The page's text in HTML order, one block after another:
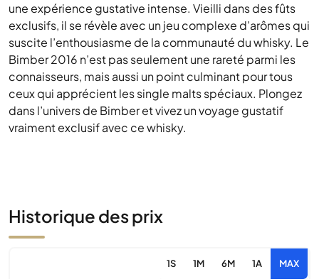
une expérience gustative intense. Vieilli dans des fûts
exclusifs, il se révèle avec un jeu complexe d’arômes qui
suscite l’enthousiasme de la communauté du whisky. Le
Bimber 2016 n’est pas seulement une rareté parmi les
connaisseurs, mais aussi un point culminant pour tous
ceux qui apprécient les single malts spéciaux. Plongez
dans l’univers de Bimber et vivez un voyage gustatif
vraiment exclusif avec ce whisky.
Historique des prix
1S 1M 6M 1A MAX